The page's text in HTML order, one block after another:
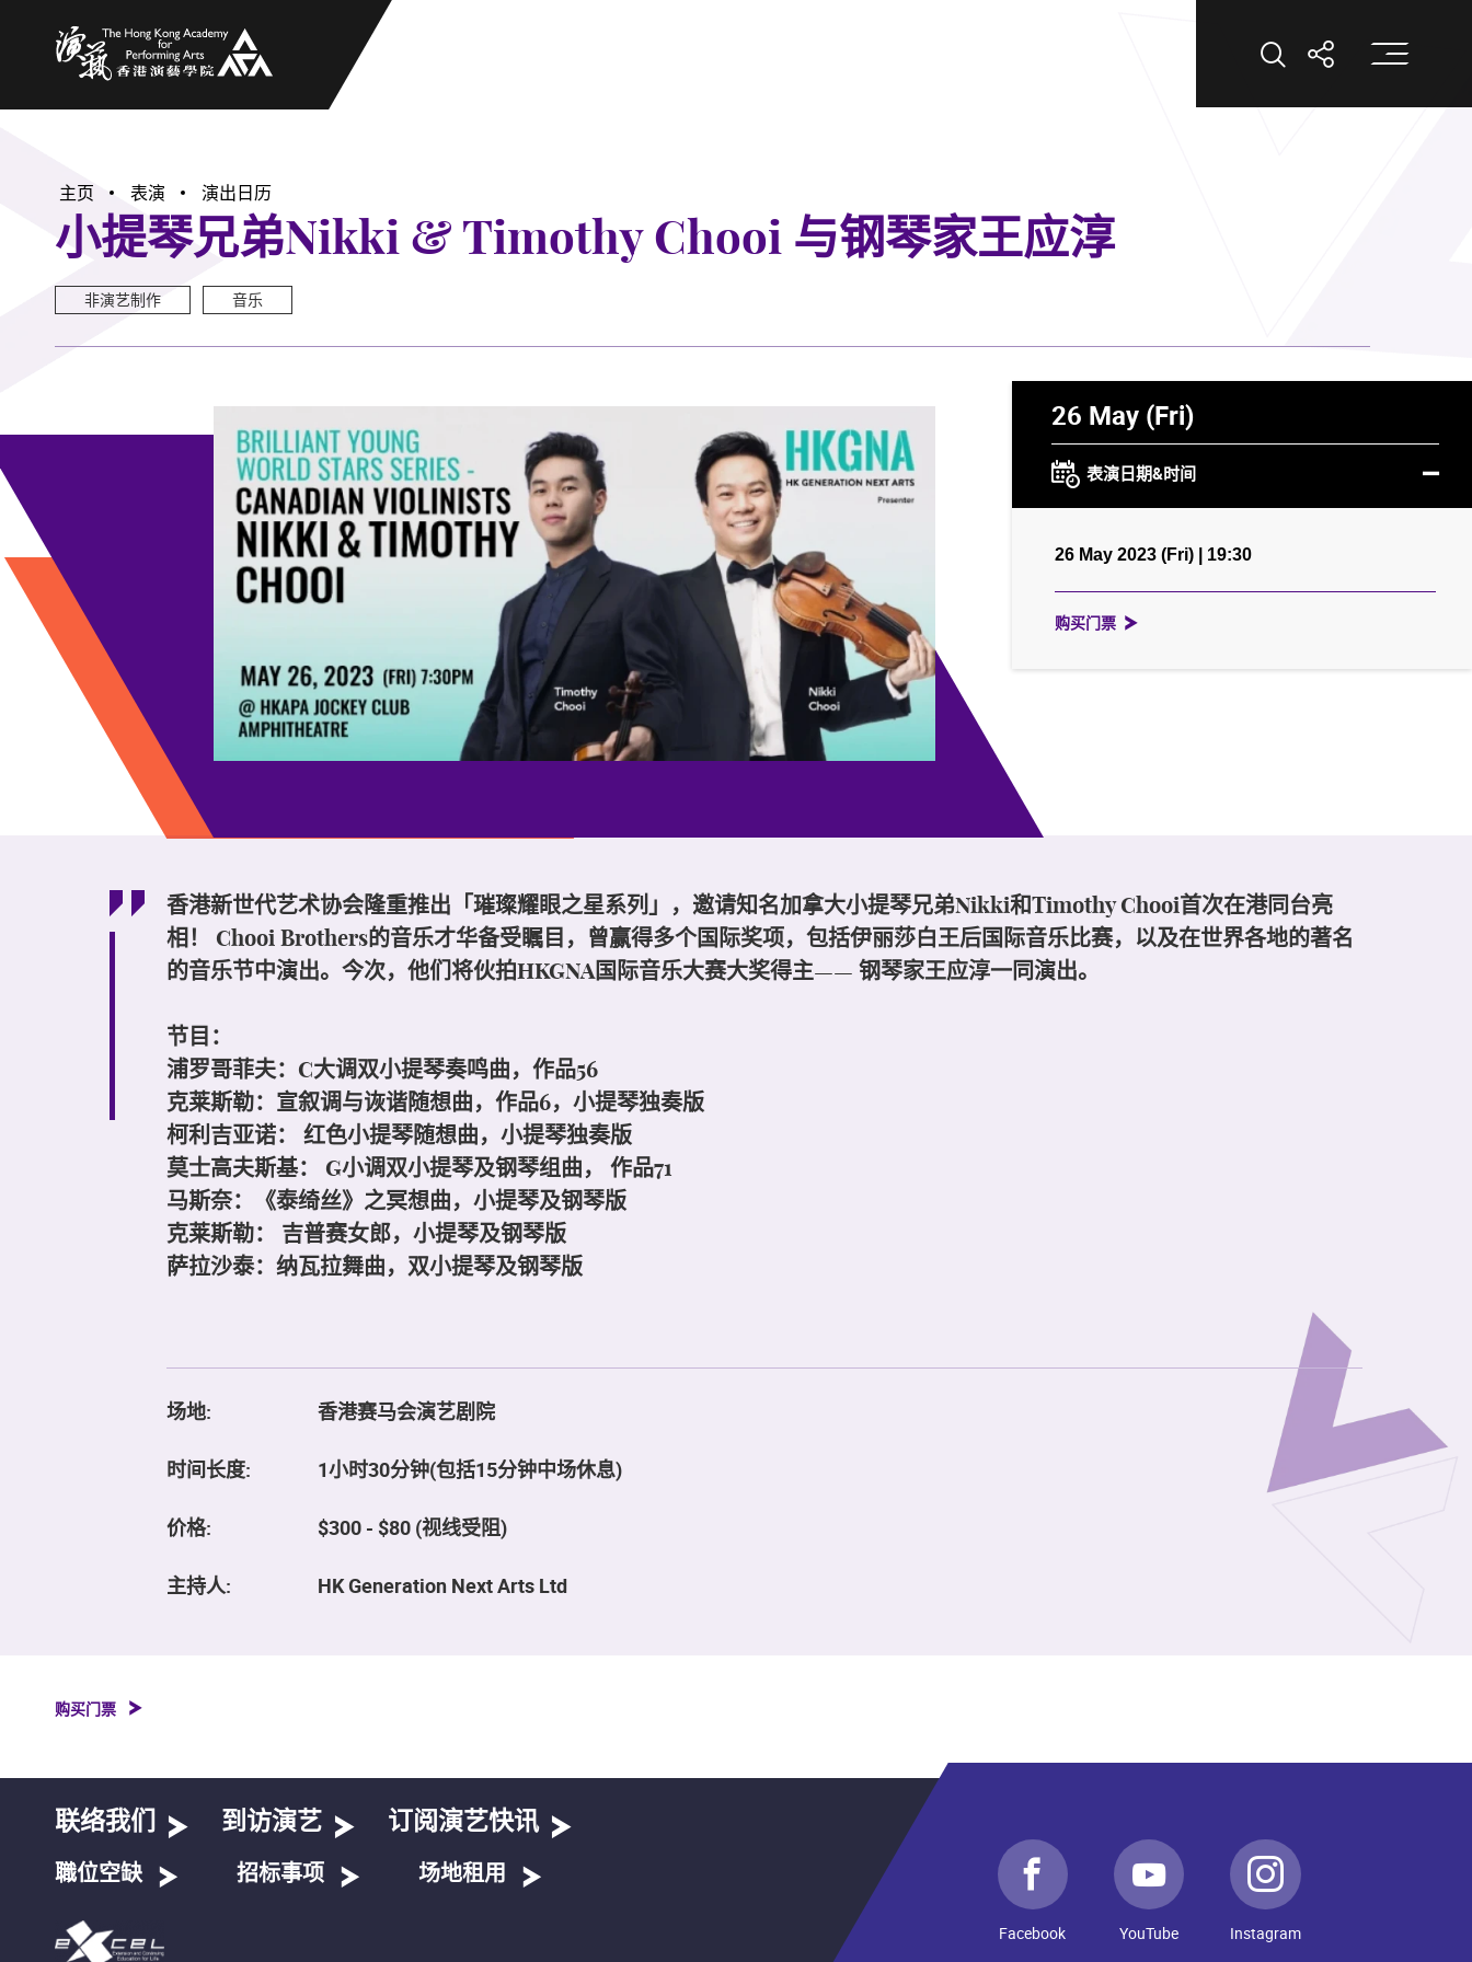
打开搜索打开分享打
主页 表演 演出日历
小提琴兄弟Nikki & Timothy Chooi 与钢琴家王应淳
非演艺制作 音乐
26 May (Fri)
表演日期&时间
26 May 2023 (Fri) | 19:30
购买门票
香港新世代艺术协会隆重推出「璀璨耀眼之星系列」，邀请知名加拿大小提琴兄弟Nikki和Timothy Chooi首次在港同台亮
相！ Chooi Brothers的音乐才华备受瞩目，曾赢得多个国际奖项，包括伊丽莎白王后国际音乐比赛，以及在世界各地的著名
的音乐节中演出。今次，他们将伙拍HKGNA国际音乐大赛大奖得主—— 钢琴家王应淳一同演出。
节目：
浦罗哥菲夫：C大调双小提琴奏鸣曲，作品56
克莱斯勒：宣叙调与诙谐随想曲，作品6，小提琴独奏版
柯利吉亚诺： 红色小提琴随想曲，小提琴独奏版
莫士高夫斯基： G小调双小提琴及钢琴组曲， 作品71
马斯奈：《泰绮丝》之冥想曲，小提琴及钢琴版
克莱斯勒： 吉普赛女郎，小提琴及钢琴版
萨拉沙泰：纳瓦拉舞曲，双小提琴及钢琴版
场地: 香港赛马会演艺剧院
时间长度: 1小时30分钟(包括15分钟中场休息)
价格: $300 - $80 (视线受阻)
主持人: HK Generation Next Arts Ltd
购买门票
联络我们 到访演艺 订阅演艺快讯
職位空缺 招标事项 场地租用
Facebook YouTube Instagram